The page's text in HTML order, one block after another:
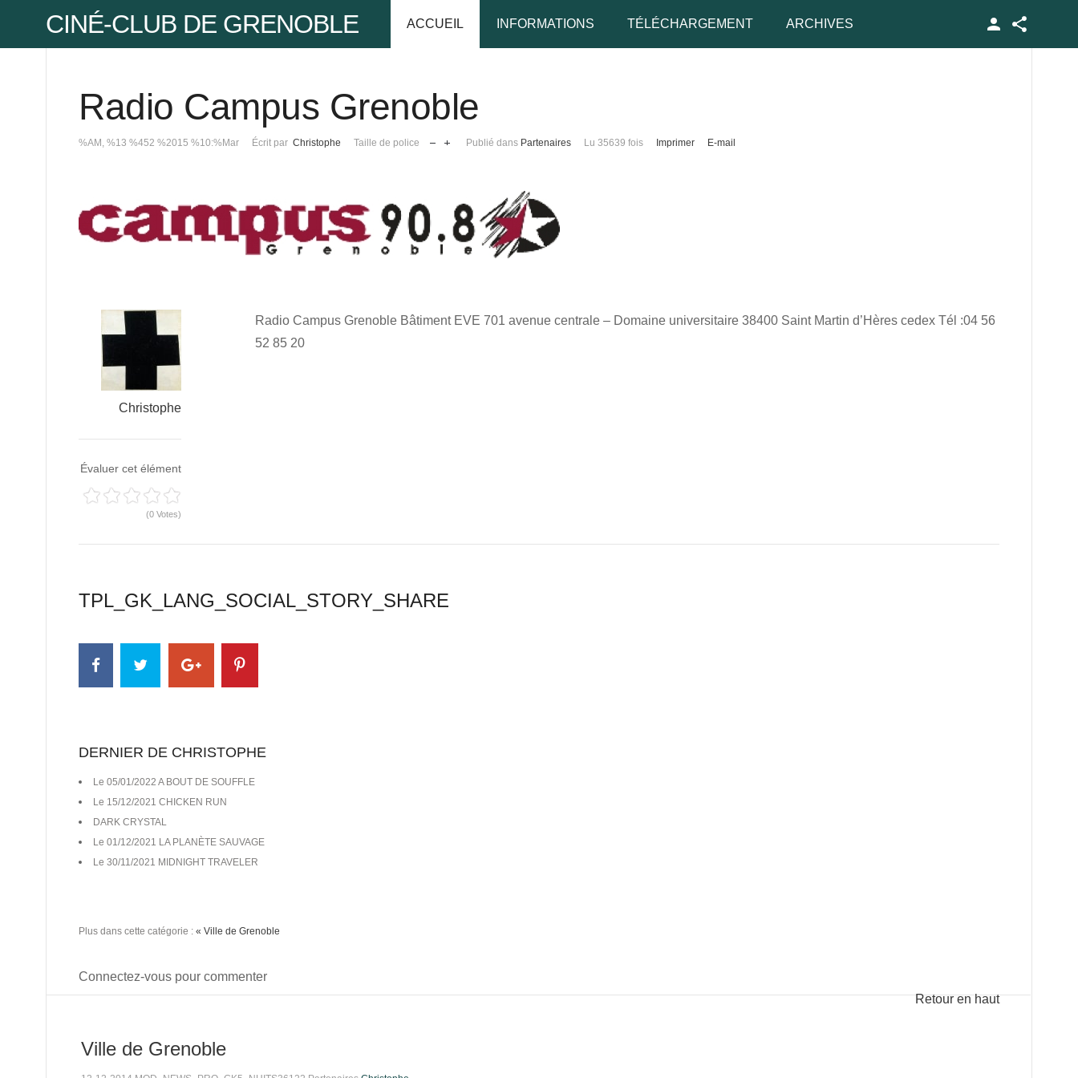
CINÉ-CLUB DE GRENOBLE ACCUEIL INFORMATIONS TÉLÉCHARGEMENT ARCHIVES
Radio Campus Grenoble
%AM, %13 %452 %2015 %10:%Mar Écrit par Christophe Taille de police Publié dans Partenaires Lu 35639 fois Imprimer E-mail
Christophe
Évaluer cet élément
(0 Votes)
Radio Campus Grenoble Bâtiment EVE 701 avenue centrale – Domaine universitaire 38400 Saint Martin d’Hères cedex Tél :04 56
52 85 20
TPL_GK_LANG_SOCIAL_STORY_SHARE
DERNIER DE CHRISTOPHE
Le 05/01/2022 A BOUT DE SOUFFLE
Le 15/12/2021 CHICKEN RUN
DARK CRYSTAL
Le 01/12/2021 LA PLANÈTE SAUVAGE
Le 30/11/2021 MIDNIGHT TRAVELER
Plus dans cette catégorie : « Ville de Grenoble
Connectez-vous pour commenter
Retour en haut
Ville de Grenoble
Pseudo
Se rappeler de moi